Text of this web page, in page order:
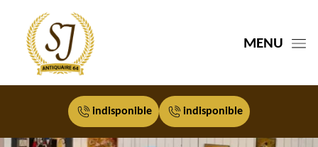
MENU
indisponible indisponible